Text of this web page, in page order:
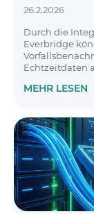
26.2.2026
Durch die
Everbridge
Echtzeitdaten
MEHR LESEN